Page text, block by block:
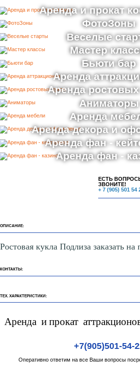
Аренда и прокат
ФотоЗоны
Веселые
Мастер
Бьюти бар
Аренда
Аренда ростовых
Аниматоры
Аренда
Аренда декора и
Аренда фан -
Аренда фан -
ЕСТЬ
ЗВОНИТЕ!
+ 7 (905) 501 54
ОПИСАНИЕ:
Ростовая кукла Подлиза заказать на
КОНТАКТЫ:
ТЕХ. ХАРАКТЕРИСТИКИ:
Аренда и прокат
+7(905)501-54-
Оперативно ответим на все Ваши вопросы